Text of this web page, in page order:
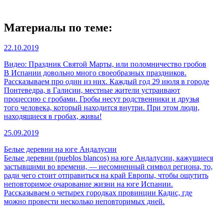
Материалы по теме:
22.10.2019
Видео: Праздник Святой Марты, или поломничество гробов
В Испании довольно много своеобразных праздников.
Рассказываем про один из них. Каждый год 29 июля в городе
Понтеведра, в Галисии, местные жители устраивают
процессию с гробами. Гробы несут родственники и друзья
того человека, который находится внутри. При этом люди,
находящиеся в гробах, живы!
25.09.2019
Белые деревни на юге Андалусии
Белые деревни (pueblos blancos) на юге Андалусии, кажущиеся
застывшими во времени, — несомненный символ региона, то,
ради чего стоит отправиться на край Европы, чтобы ощутить
неповторимое очарование жизни на юге Испании.
Рассказываем о четырех городках провинции Кадис, где
можно провести несколько неповторимых дней.